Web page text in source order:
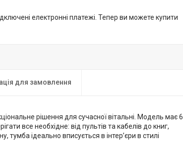
електронні платежі. Тепер ви можете купити
для замовлення
рішення для сучасної вітальні. Модель має 6
все необхідне: від пультів та кабелів до книг,
ідеально вписується в інтер’єри в стилі